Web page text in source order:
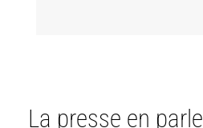
La presse en parle